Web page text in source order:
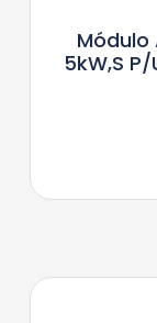
Módulo
5kW,s P/